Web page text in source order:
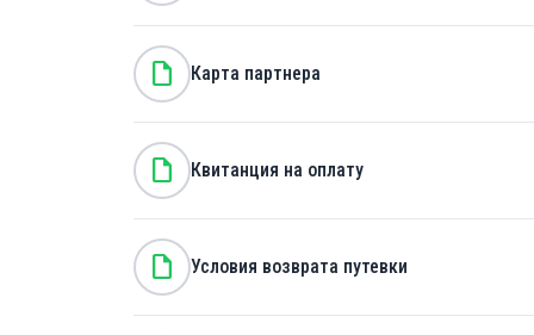
note Карта партнера
note Квитанция на оплату
note Условия возврата путевки